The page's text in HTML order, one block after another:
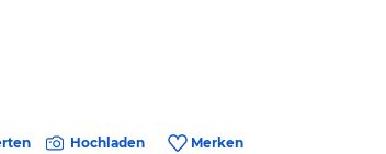
Hochladen Merken